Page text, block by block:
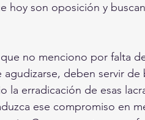
hoy son oposición y
que no menciono por falta
agudizarse, deben servir
la erradicación de esas
ese compromiso en